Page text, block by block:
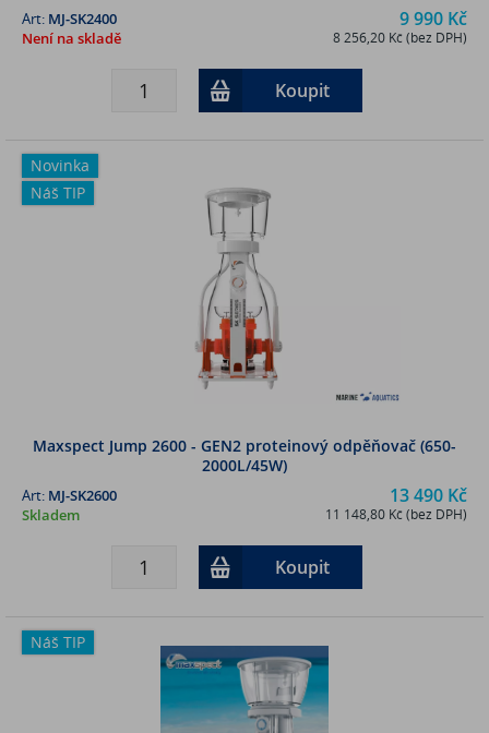
9 990 Kč
8 256,20 Kč (bez DPH)
Art: MJ-SK2400
Není na skladě
Koupit
Novinka
Náš TIP
Maxspect Jump 2600 - GEN2 proteinový odpěňovač (650-
2000L/45W)
13 490 Kč
11 148,80 Kč (bez DPH)
Art: MJ-SK2600
Skladem
Koupit
Náš TIP